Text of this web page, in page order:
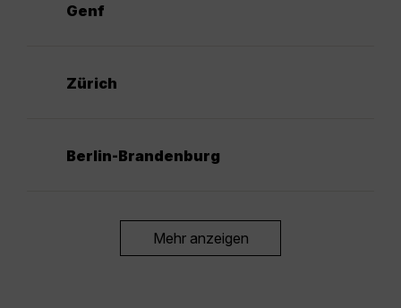
Genf
Zürich
Berlin-Brandenburg
Mehr anzeigen